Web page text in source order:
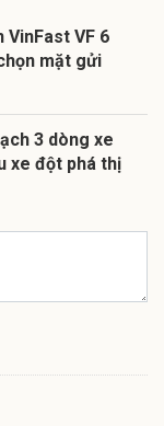
VinFast VF 6
mặt gửi
3 dòng xe
xe đột phá thị